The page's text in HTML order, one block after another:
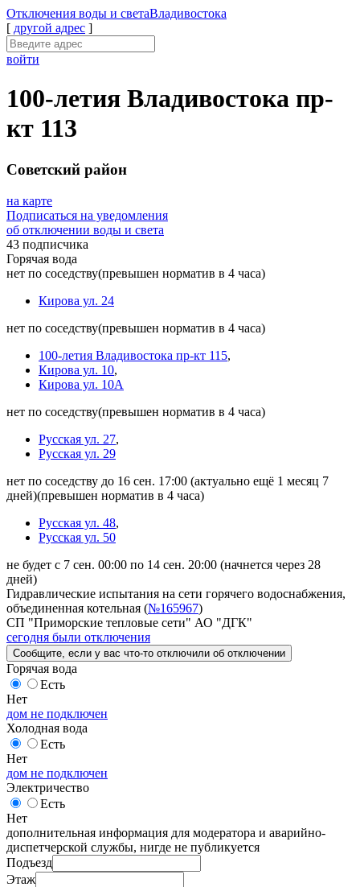
Отключения воды и светаВладивостока
[ другой адрес ]
войти
100-летия Владивостока пр-
кт 113
Советский район
на карте
Подписаться на уведомления
об отключении воды и света
43 подписчика
Горячая вода
нет по соседству(превышен норматив в 4 часа)
Кирова ул. 24
нет по соседству(превышен норматив в 4 часа)
100-летия Владивостока пр-кт 115,
Кирова ул. 10,
Кирова ул. 10А
нет по соседству(превышен норматив в 4 часа)
Русская ул. 27,
Русская ул. 29
нет по соседству до 16 сен. 17:00 (актуально ещё 1 месяц 7
дней)(превышен норматив в 4 часа)
Русская ул. 48,
Русская ул. 50
не будет с 7 сен. 00:00 по 14 сен. 20:00 (начнется через 28
дней)
Гидравлические испытания на сети горячего водоснабжения,
объединенная котельная (№165967)
СП "Приморские тепловые сети" АО "ДГК"
сегодня были отключения
Сообщите , если у вас что-то отключили об отключении
Горячая вода
Есть
Нет
дом не подключен
Холодная вода
Есть
Нет
дом не подключен
Электричество
Есть
Нет
дополнительная информация для модератора и аварийно-
диспетчерской службы, нигде не публикуется
Подъезд
Этаж